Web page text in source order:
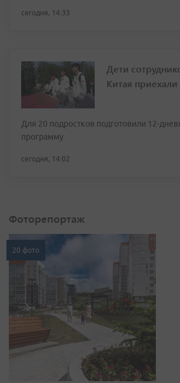
сегодня, 14:33
Дети
Китая
Для 20 подростков подготовили 12-
программу
сегодня, 14:02
Фоторепортаж
20 фото